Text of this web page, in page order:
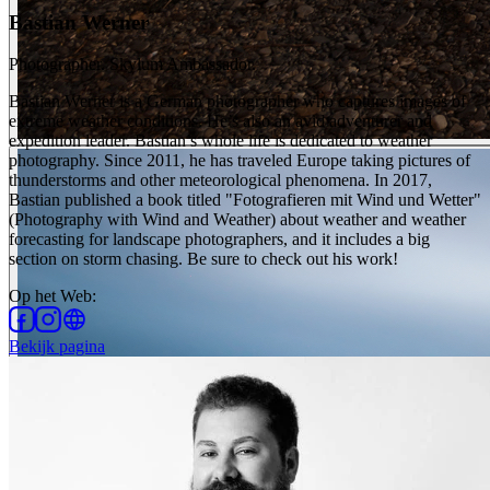
Bastian Werner
Photographer. Skylum Ambassador.
Bastian Werner is a German photographer who captures images of
extreme weather conditions. He’s also an avid adventurer and
expedition leader. Bastian’s whole life is dedicated to weather
photography. Since 2011, he has traveled Europe taking pictures of
thunderstorms and other meteorological phenomena. In 2017,
Bastian published a book titled "Fotografieren mit Wind und Wetter"
(Photography with Wind and Weather) about weather and weather
forecasting for landscape photographers, and it includes a big
section on storm chasing. Be sure to check out his work!
Op het Web:
Bekijk pagina